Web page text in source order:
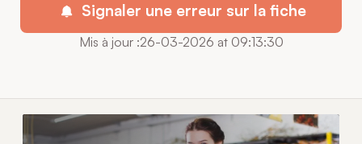
Signaler une erreur sur la fiche
Mis à jour :26-03-2026 at 09:13:30